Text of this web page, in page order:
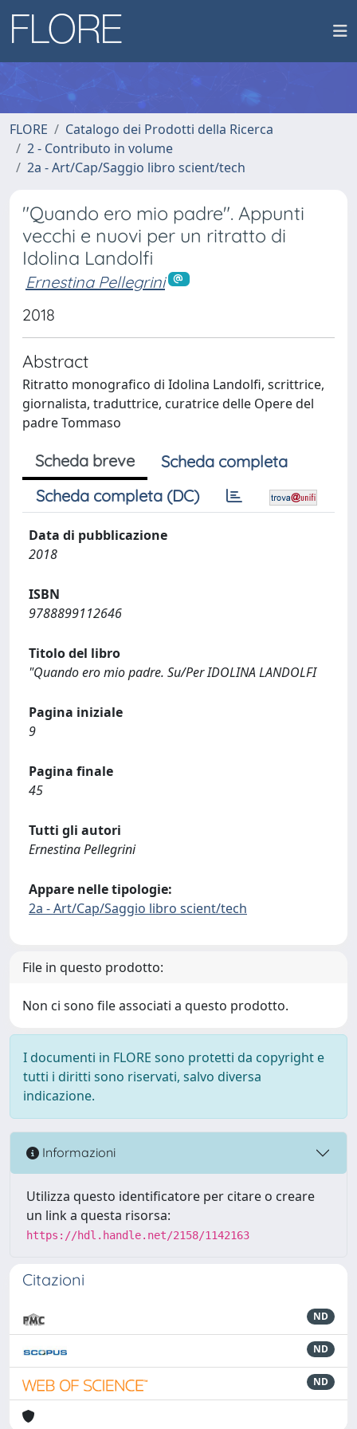
FLORE
Catalogo dei Prodotti della Ricerca
2 - Contributo in volume
2a - Art/Cap/Saggio libro scient/tech
"Quando ero mio padre". Appunti
vecchi e nuovi per un ritratto di
Idolina Landolfi
Ernestina Pellegrini
2018
Abstract
Ritratto monografico di Idolina Landolfi, scrittrice,
giornalista, traduttrice, curatrice delle Opere del
padre Tommaso
Scheda breve
Scheda completa
Scheda completa (DC)
Data di pubblicazione
2018
ISBN
9788899112646
Titolo del libro
"Quando ero mio padre. Su/Per IDOLINA LANDOLFI
Pagina iniziale
9
Pagina finale
45
Tutti gli autori
Ernestina Pellegrini
Appare nelle tipologie:
2a - Art/Cap/Saggio libro scient/tech
File in questo prodotto:
Non ci sono file associati a questo prodotto.
I documenti in FLORE sono protetti da copyright e
tutti i diritti sono riservati, salvo diversa
indicazione.
Informazioni
Utilizza questo identificatore per citare o creare
un link a questa risorsa:
https://hdl.handle.net/2158/1142163
Citazioni
ND
ND
ND